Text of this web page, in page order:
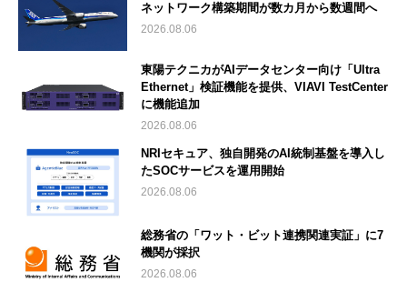
ネットワーク構築期間が数カ月から数週間へ
2026.08.06
東陽テクニカがAIデータセンター向け「Ultra
Ethernet」検証機能を提供、VIAVI TestCenter
に機能追加
2026.08.06
NRIセキュア、独自開発のAI統制基盤を導入し
たSOCサービスを運用開始
2026.08.06
総務省の「ワット・ビット連携関連実証」に7
機関が採択
2026.08.06